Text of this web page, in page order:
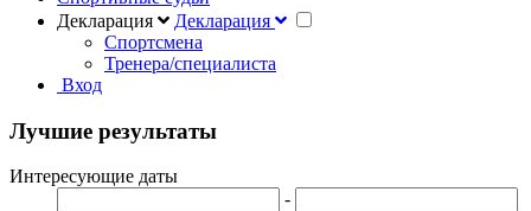
Декларация
Декларация
Спортсмена
Тренера/специалиста
Вход
Лучшие результаты
Интересующие даты
-